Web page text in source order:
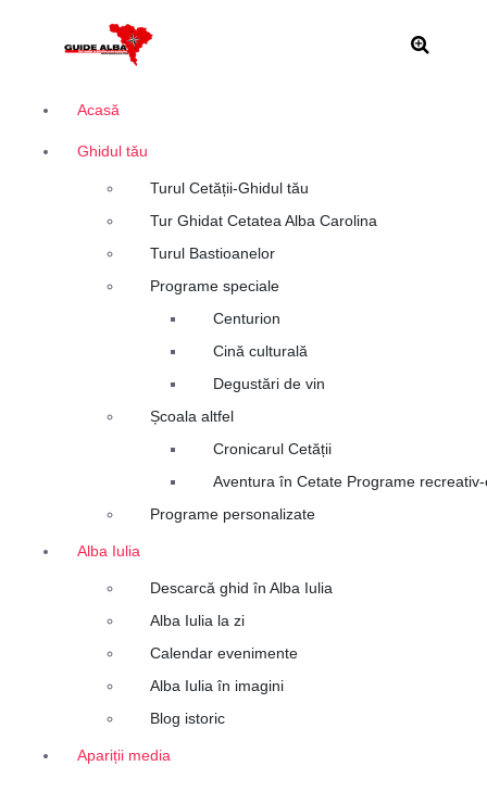
Acasă
Ghidul tău
Turul Cetății-Ghidul tău
Tur Ghidat Cetatea Alba Carolina
Turul Bastioanelor
Programe speciale
Centurion
Cină culturală
Degustări de vin
Școala altfel
Cronicarul Cetății
Aventura în Cetate Programe
Programe personalizate
Alba Iulia
Descarcă ghid în Alba Iulia
Alba Iulia la zi
Calendar evenimente
Alba Iulia în imagini
Blog istoric
Apariții media